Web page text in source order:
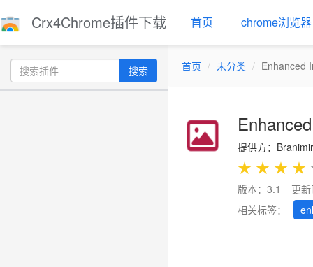
Crx4Chrome插件下载 首页 chrome浏览器
搜索 首页 未分类 Enhanced
提供方：
★ ★ ★ ★
版本：3.1
更
相关标签：